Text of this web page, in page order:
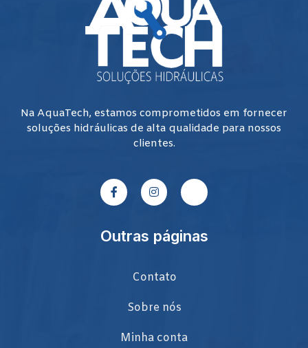
Na AquaTech, estamos comprometidos em fornecer
soluções hidráulicas de alta qualidade para nossos
clientes.
Outras páginas
Contato
Sobre nós
Minha conta